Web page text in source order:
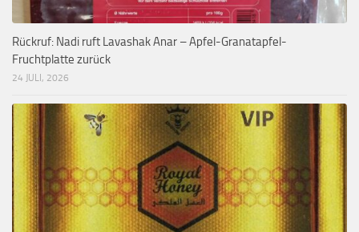
Rückruf: Nadi ruft Lavashak Anar – Apfel-Granatapfel-
Fruchtplatte zurück
24 JULI, 2026